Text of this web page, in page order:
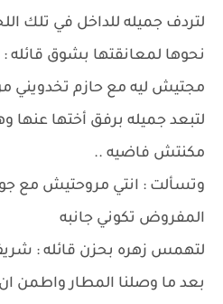
لتردف جميله للداخل في تلك
نحوها لمعانقتها بشوق قائله
مجتيش ليه مع حازم تخدويني
لتبعد جميله برفق أختها عنها
مكنتش فاضيه ..
وتسألت : انتي مروحتيش مع
المفروض تكوني جانبه
لتهمس زهره بحزن قائله :
بعد ما وصلنا المطار واطمن